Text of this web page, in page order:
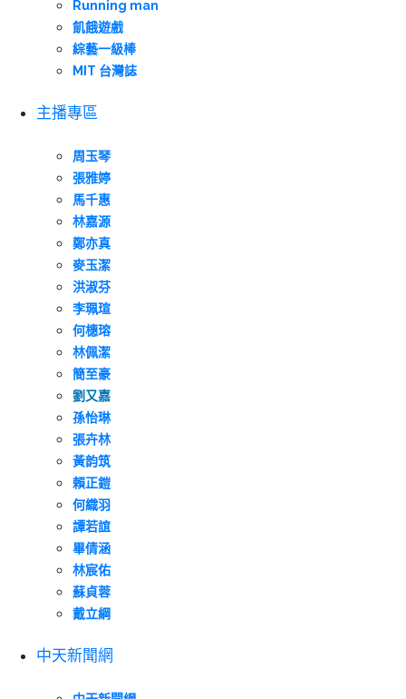
Running man
飢餓遊戲
綜藝一級棒
MIT 台灣誌
主播專區
周玉琴
張雅婷
馬千惠
林嘉源
鄭亦真
麥玉潔
洪淑芬
李珮瑄
何橞瑢
林佩潔
簡至豪
劉又嘉
孫怡琳
張卉林
黃韵筑
賴正鎧
何織羽
譚若誼
畢倩涵
林宸佑
蘇貞蓉
戴立綱
中天新聞網